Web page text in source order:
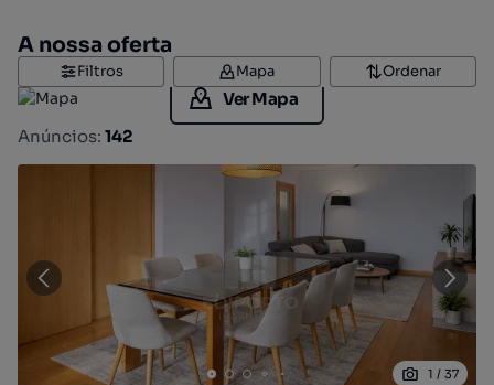
A nossa oferta
Filtros Mapa Ordenar
Ver Mapa
Anúncios: 142
1 / 37